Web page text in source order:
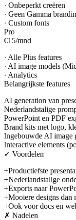
· Onbeperkt creëren
· Geen Gamma
· Custom fonts
Pro
€15/mnd
· Alle Plus features
· AI image models
· Analytics
Belangrijkste features
AI generation van
Nederlandstalige
PowerPoint en PDF
Brand kits met logo,
Ingebouwde AI image
Interactive elements
✓ Voordelen
+Productiefste
+Nederlandstalige
+Exports naar
+Mooiere designs dan
+Ook voor docs en
✗ Nadelen